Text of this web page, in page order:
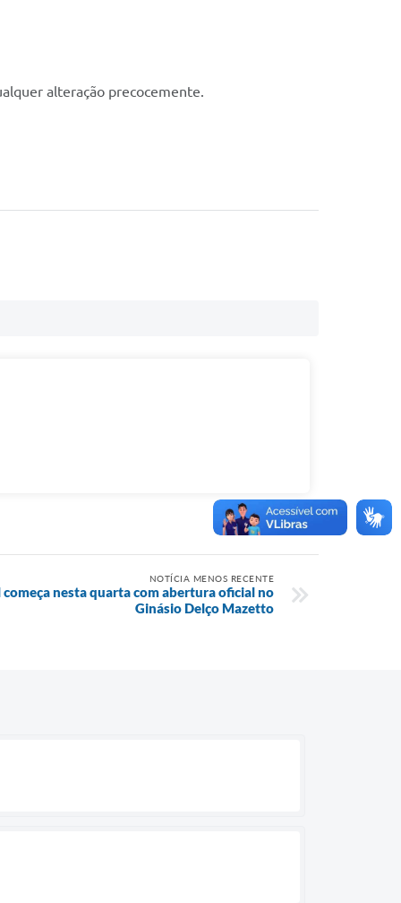
alteração precocemente.
NOTÍCIA MENOS RECENTE
começa nesta quarta com abertura oficial no
Ginásio Delço Mazetto